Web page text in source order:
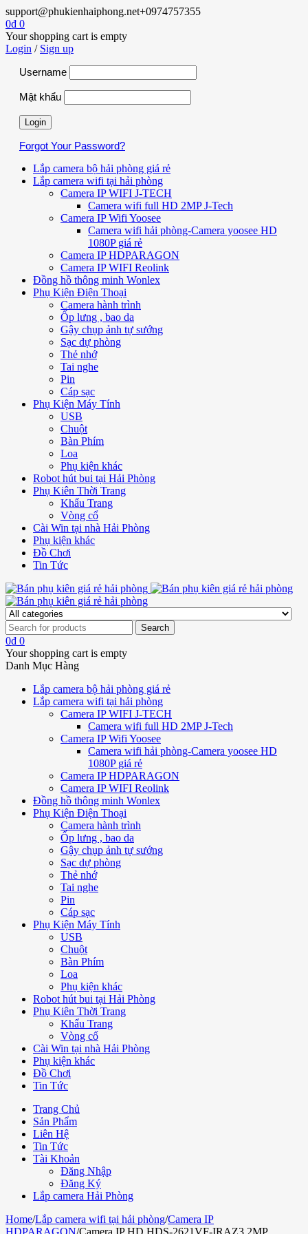
support@phukienhaiphong.net+0974757355
0₫ 0
Your shopping cart is empty
Login / Sign up
Username
Mật khẩu
Forgot Your Password?
Lắp camera bộ hải phòng giá rẻ
Lắp camera wifi tại hải phòng
Camera IP WIFI J-TECH
Camera wifi full HD 2MP J-Tech
Camera IP Wifi Yoosee
Camera wifi hải phòng-Camera yoosee HD
1080P giá rẻ
Camera IP HDPARAGON
Camera IP WIFI Reolink
Đồng hồ thông minh Wonlex
Phụ Kiện Điện Thoại
Camera hành trình
Ốp lưng , bao da
Gậy chụp ảnh tự sướng
Sạc dự phòng
Thẻ nhớ
Tai nghe
Pin
Cáp sạc
Phụ Kiện Máy Tính
USB
Chuột
Bàn Phím
Loa
Phụ kiện khác
Robot hút bui tại Hải Phòng
Phụ Kiên Thời Trang
Khẩu Trang
Vòng cổ
Cài Win tại nhà Hải Phòng
Phụ kiện khác
Đồ Chơi
Tin Tức
0₫ 0
Your shopping cart is empty
Danh Mục Hàng
Lắp camera bộ hải phòng giá rẻ
Lắp camera wifi tại hải phòng
Camera IP WIFI J-TECH
Camera wifi full HD 2MP J-Tech
Camera IP Wifi Yoosee
Camera wifi hải phòng-Camera yoosee HD
1080P giá rẻ
Camera IP HDPARAGON
Camera IP WIFI Reolink
Đồng hồ thông minh Wonlex
Phụ Kiện Điện Thoại
Camera hành trình
Ốp lưng , bao da
Gậy chụp ảnh tự sướng
Sạc dự phòng
Thẻ nhớ
Tai nghe
Pin
Cáp sạc
Phụ Kiện Máy Tính
USB
Chuột
Bàn Phím
Loa
Phụ kiện khác
Robot hút bui tại Hải Phòng
Phụ Kiên Thời Trang
Khẩu Trang
Vòng cổ
Cài Win tại nhà Hải Phòng
Phụ kiện khác
Đồ Chơi
Tin Tức
Trang Chủ
Sản Phẩm
Liên Hệ
Tin Tức
Tài Khoản
Đăng Nhập
Đăng Ký
Lắp camera Hải Phòng
Home/Lắp camera wifi tại hải phòng/Camera IP
HDPARAGON/Camera IP HD HDS-2621VF-IRAZ3 2MP